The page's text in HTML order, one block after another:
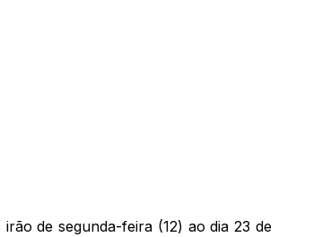
de segunda-feira (12) ao dia 23 de